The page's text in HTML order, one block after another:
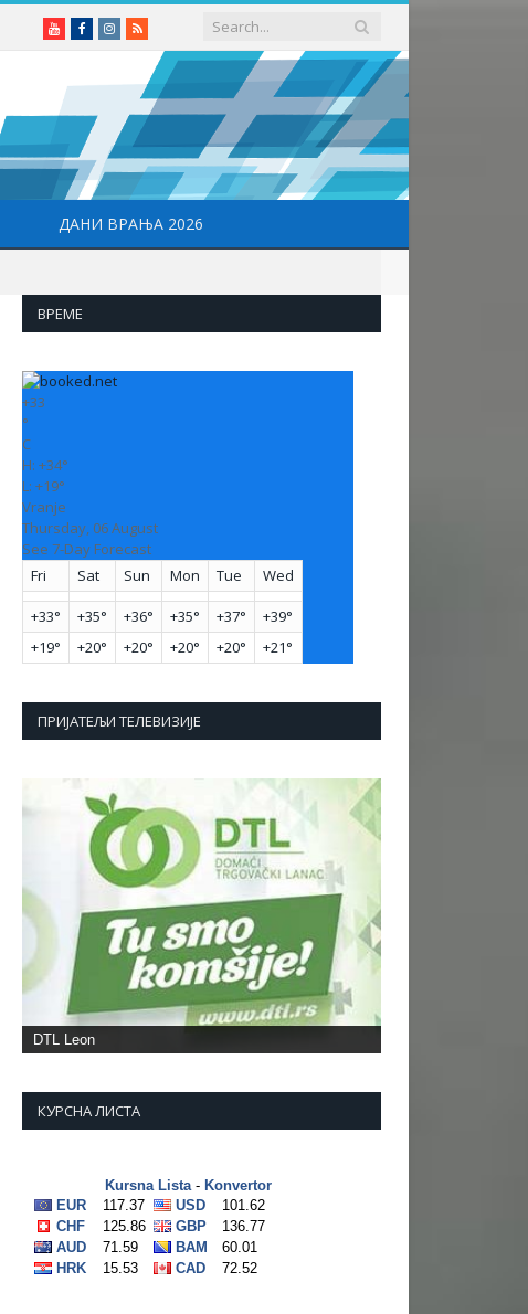
YoutubeFacebookInstagram
RSS
ДАНИ ВРАЊА 2026
ВРЕМЕ
+33
°
C
H: +34°
L: +19°
Vranje
Thursday, 06 August
See 7-Day Forecast
Fri
Sat Sun Mon Tue Wed
+33° +35° +36° +35° +37° +39°
+19° +20° +20° +20° +20° +21°
ПРИЈАТЕЉИ ТЕЛЕВИЗИЈЕ
DTL Leon
КУРСНА ЛИСТА